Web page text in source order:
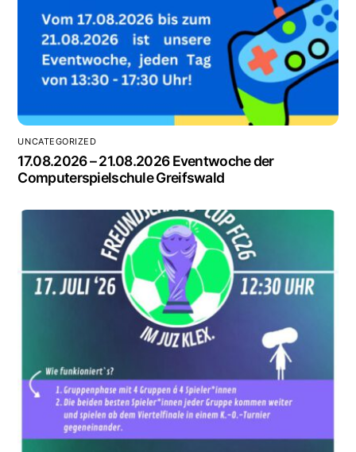
UNCATEGORIZED
17.08.2026 – 21.08.2026 Eventwoche der
Computerspielschule Greifswald